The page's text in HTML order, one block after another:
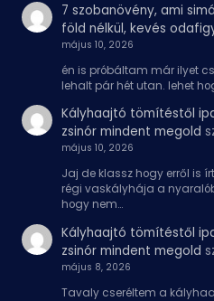
7 szobanövény, ami
föld nélkül, kevés
május 10, 2026
én is próbáltam már ilyet
lehalt pár hét utan. lehet
Kályhaajtó tömítéstől
zsinór mindent megold
május 10, 2026
Jaj de klassz hogy erről is
régi vaskályhája a
hogy nem…
Kályhaajtó tömítéstől
zsinór mindent megold
május 8, 2026
Tavaly cseréltem a